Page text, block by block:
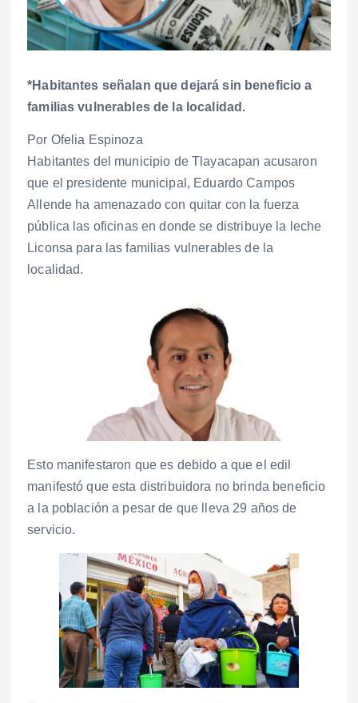
*Habitantes señalan que dejará sin beneficio a
familias vulnerables de la localidad.
Por Ofelia Espinoza
Habitantes del municipio de Tlayacapan acusaron
que el presidente municipal, Eduardo Campos
Allende ha amenazado con quitar con la fuerza
pública las oficinas en donde se distribuye la leche
Liconsa para las familias vulnerables de la
localidad.
Esto manifestaron que es debido a que el edil
manifestó que esta distribuidora no brinda beneficio
a la población a pesar de que lleva 29 años de
servicio.